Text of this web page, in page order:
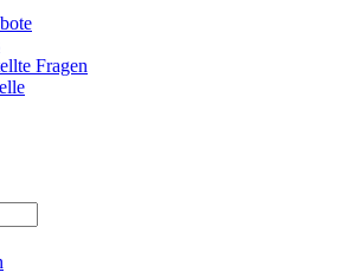
Fragen